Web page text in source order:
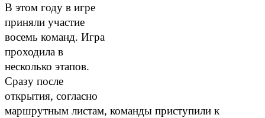
В этом году в игре
приняли участие
восемь команд. Игра
проходила в
несколько этапов.
Сразу после
открытия, согласно
маршрутным листам, команды приступили к